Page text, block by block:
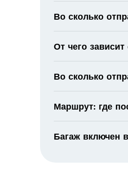
Во сколько
От чего
Во сколько
Маршрут: где
Багаж включен